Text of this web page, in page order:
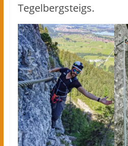
Tegelbergsteigs.